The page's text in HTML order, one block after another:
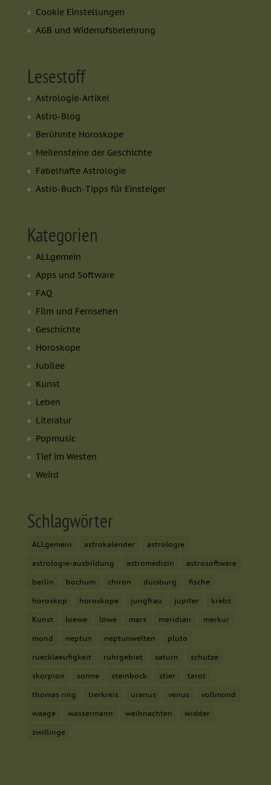
Cookie Einstellungen
AGB und Widerrufsbelehrung
Lesestoff
Astrologie-Artikel
Astro-Blog
Berühmte Horoskope
Meilensteine der Geschichte
Fabelhafte Astrologie
Astro-Buch-Tipps für Einsteiger
Kategorien
ALLgemein
Apps und Software
FAQ
Film und Fernsehen
Geschichte
Horoskope
Jubilee
Kunst
Leben
Literatur
Popmusic
Tief im Westen
Weird
Schlagwörter
ALLgemein astrokalender astrologie
astrologie-ausbildung astromedizin astrosoftware
berlin bochum chiron duisburg fische
horoskop horoskope jungfrau jupiter krebs
Kunst loewe löwe mars meridian merkur
mond neptun neptunwelten pluto
ruecklaeufigkeit ruhrgebiet saturn schütze
skorpion sonne steinbock stier tarot
thomas ring tierkreis uranus venus vollmond
waage wassermann weihnachten widder
zwillinge